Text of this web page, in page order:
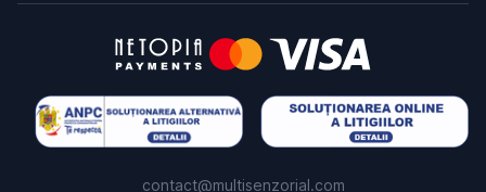
contact@multisenzorial.com